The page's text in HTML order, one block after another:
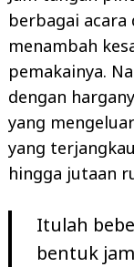
berbagai acara
menambah
pemakainya.
dengan
yang
yang
hingga jutaan
Itulah
bentuk